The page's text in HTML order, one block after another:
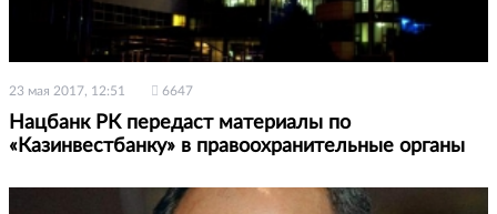
23 мая 2017, 12:51 6647
Нацбанк РК передаст материалы по
«Казинвестбанку» в правоохранительные органы